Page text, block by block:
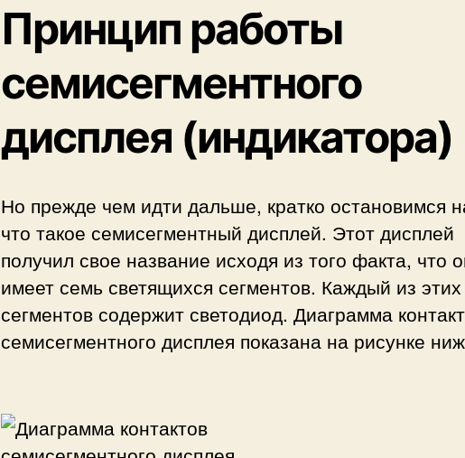
Принцип работы
семисегментного
дисплея (индикатора)
Но прежде чем идти дальше, кратко остановимся
что такое семисегментный дисплей. Этот дисплей
получил свое название исходя из того факта, что
имеет семь светящихся сегментов. Каждый из этих
сегментов содержит светодиод. Диаграмма
семисегментного дисплея показана на рисунке